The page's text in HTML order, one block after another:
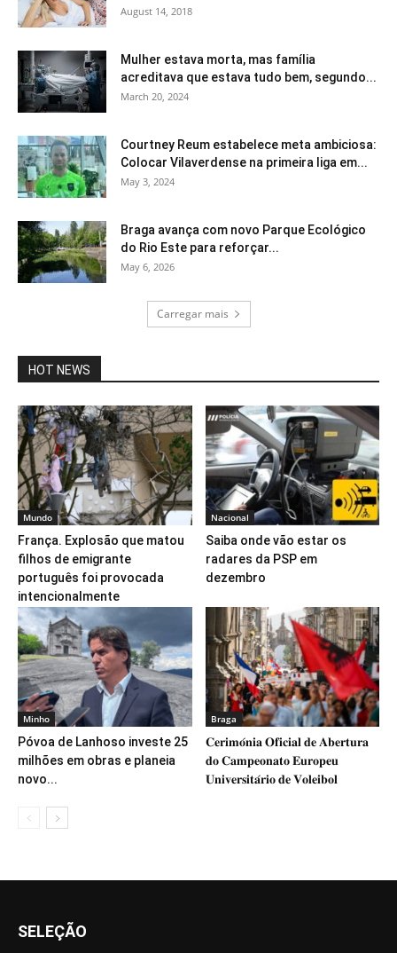
August 14, 2018
Mulher estava morta, mas família
acreditava que estava tudo bem, segundo...
March 20, 2024
Courtney Reum estabelece meta ambiciosa:
Colocar Vilaverdense na primeira liga em...
May 3, 2024
Braga avança com novo Parque Ecológico
do Rio Este para reforçar...
May 6, 2026
Carregar mais
HOT NEWS
Mundo
França. Explosão que matou
filhos de emigrante
português foi provocada
intencionalmente
Nacional
Saiba onde vão estar os
radares da PSP em
dezembro
Minho
Póvoa de Lanhoso investe 25
milhões em obras e planeia
novo...
Braga
𝐂𝐞𝐫𝐢𝐦𝐨́𝐧𝐢𝐚 𝐎𝐟𝐢𝐜𝐢𝐚𝐥 𝐝𝐞 𝐀𝐛𝐞𝐫𝐭𝐮𝐫𝐚
𝐝𝐨 𝐂𝐚𝐦𝐩𝐞𝐨𝐧𝐚𝐭𝐨 𝐄𝐮𝐫𝐨𝐩𝐞𝐮
𝐔𝐧𝐢𝐯𝐞𝐫𝐬𝐢𝐭𝐚́𝐫𝐢𝐨 𝐝𝐞 𝐕𝐨𝐥𝐞𝐢𝐛𝐨𝐥
SELEÇÃO